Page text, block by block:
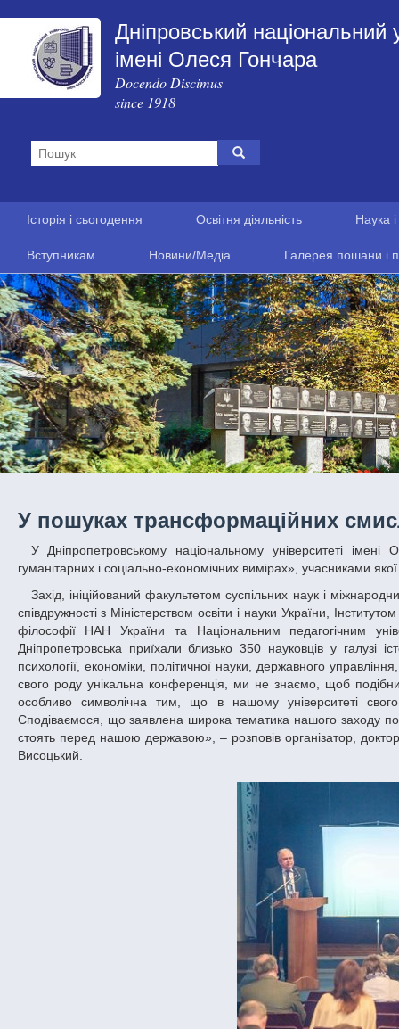
Дніпровський національний
імені Олеся Гончара
Docendo Discimus
since 1918
Історія і сьогодення Освітня діяльність Наука
Вступникам Новини/Медіа Галерея пошани і
У пошуках трансформаційних
У Дніпропетровському національному університеті імені Олеся Гончара відбулася Всеукраїнська наукова конференція «Україна в
гуманітарних і соціально-економічних вимірах», учасниками
Захід, ініційований факультетом суспільних наук і міжнародних відносин ДНУ з нагоди 25-річчя Незалежності України, проводився у тісній
співдружності з Міністерством освіти і науки України,
філософії НАН України та Національним педагогічним
Дніпропетровська приїхали близько 350 науковців у галузі
психології, економіки, політичної науки, державного
свого роду унікальна конференція, ми не знаємо, щоб
особливо символічна тим, що в нашому університеті
Сподіваємося, що заявлена широка тематика нашого заходу
стоять перед нашою державою», – розповів організатор,
Висоцький.